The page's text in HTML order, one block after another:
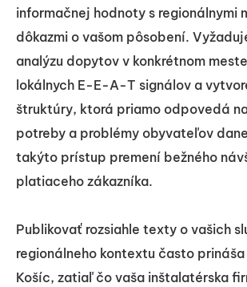
informačnej hodnoty s regionálnymi
dôkazmi o vašom pôsobení.
analýzu dopytov v konkrétnom
lokálnych E-E-A-T signálov a
štruktúry, ktorá priamo odpovedá
potreby a problémy obyvateľov
takýto prístup premení bežného
platiaceho zákazníka.
Publikovať rozsiahle texty o vašich
regionálneho kontextu často
Košíc, zatiaľ čo vaša inštalatérska